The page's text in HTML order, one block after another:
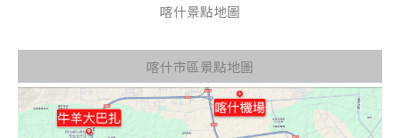
喀什景點地圖
喀什市區景點地圖